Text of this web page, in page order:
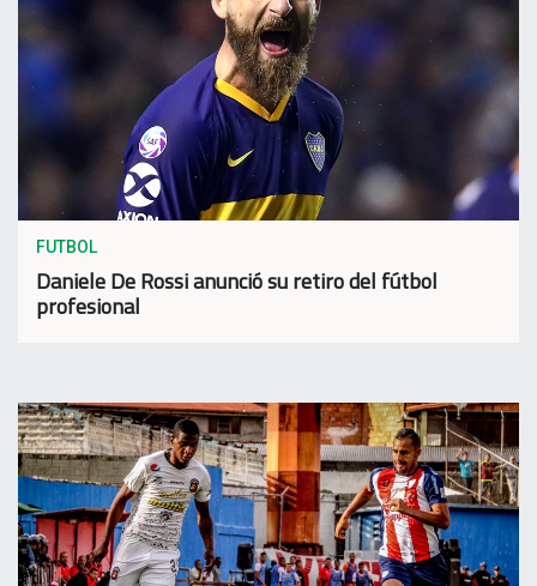
FUTBOL
Daniele De Rossi anunció su retiro del fútbol
profesional